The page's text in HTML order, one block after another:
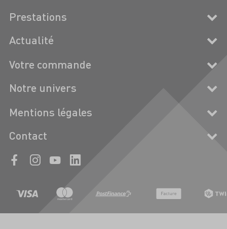
Prestations
Actualité
Votre commande
Notre univers
Mentions légales
Contact